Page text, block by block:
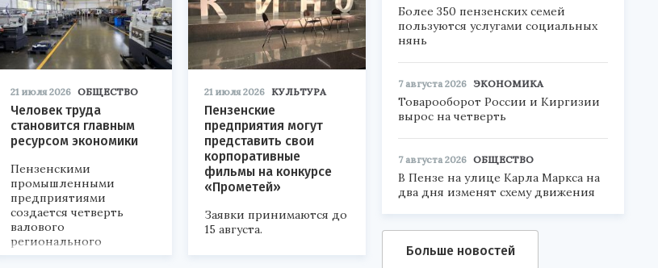
21 июля 2026 ОБЩЕСТВО
Человек труда
становится главным
ресурсом экономики
Пензенскими
промышленными
предприятиями
создается четверть
валового
регионального
продукта и
21 июля 2026 КУЛЬТУРА
Пензенские
предприятия могут
представить свои
корпоративные
фильмы на конкурсе
«Прометей»
Заявки принимаются до
15 августа.
Более 350 пензенских семей
пользуются услугами социальных
нянь
7 августа 2026 ЭКОНОМИКА
Товарооборот России и Киргизии
вырос на четверть
7 августа 2026 ОБЩЕСТВО
В Пензе на улице Карла Маркса на
два дня изменят схему движения
Больше новостей